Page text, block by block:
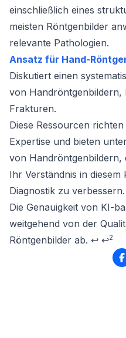
einschließlich eines
meisten Röntgenbilder
relevante Pathologien.
Ansatz für Hand-
Diskutiert einen
von
Frakturen.
Diese Ressourcen
Expertise und bieten
von Handröntgenbildern,
Ihr Verständnis in
Diagnostik zu verbessern.
Footnotes
Die Genauigkeit von KI-
weitgehend von der
Röntgenbilder ab. ↩ ↩2